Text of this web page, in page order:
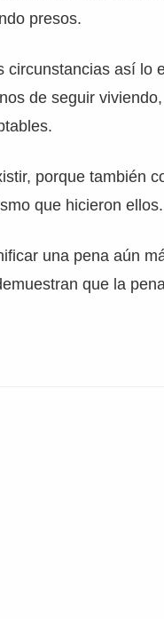
presos.
circunstancias así lo
de seguir
porque también
que hicieron ellos.
una pena aún
que la